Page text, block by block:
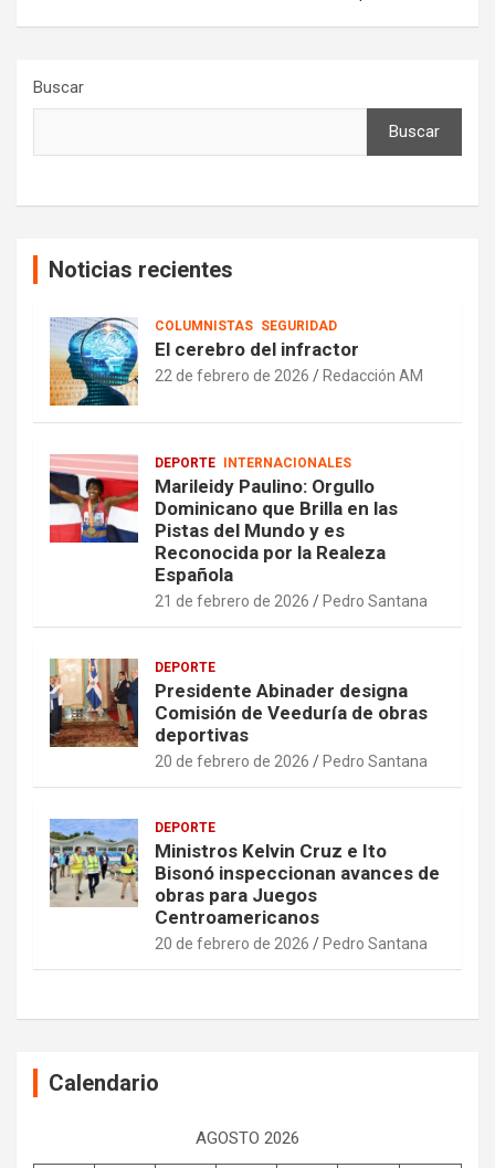
Buscar
Buscar
Noticias recientes
COLUMNISTAS SEGURIDAD
El cerebro del infractor
22 de febrero de 2026 Redacción AM
DEPORTE INTERNACIONALES
Marileidy Paulino: Orgullo
Dominicano que Brilla en las
Pistas del Mundo y es
Reconocida por la Realeza
Española
21 de febrero de 2026 Pedro Santana
DEPORTE
Presidente Abinader designa
Comisión de Veeduría de obras
deportivas
20 de febrero de 2026 Pedro Santana
DEPORTE
Ministros Kelvin Cruz e Ito
Bisonó inspeccionan avances de
obras para Juegos
Centroamericanos
20 de febrero de 2026 Pedro Santana
Calendario
AGOSTO 2026